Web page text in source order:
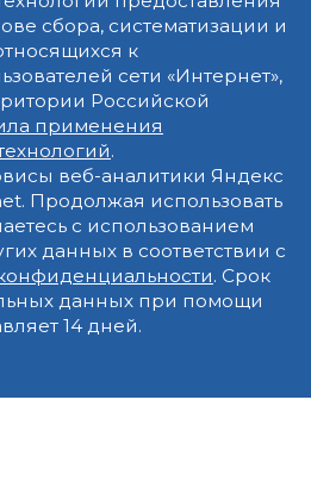
сбора, систематизации и
к
сети «Интернет»,
Российской
применения
.
веб-аналитики Яндекс
Продолжая использовать
с использованием
данных в соответствии с
. Срок
данных при помощи
14 дней.